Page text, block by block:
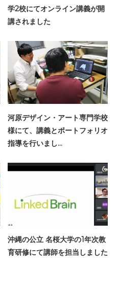
学2校にてオンライン講義が開
講されました
河原デザイン・アート専門学校
様にて、講義とポートフォリオ
指導を行いまし…
沖縄の公立 名桜大学の1年次教
育研修にて講師を担当しました